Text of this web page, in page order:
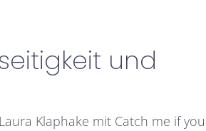
und
Klaphake mit Catch me if you